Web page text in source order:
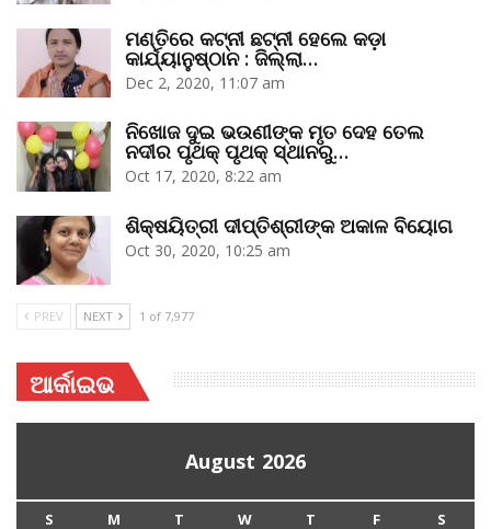
ମଣ୍ତିରେ କଟ୍‌ନୀ ଛଟ୍‌ନୀ ହେଲେ କଡ଼ା
କାର୍ଯ୍ୟାନୁଷ୍ଠାନ : ଜିଲ୍ଲା…
Dec 2, 2020, 11:07 am
ନିଖୋଜ ଦୁଇ ଭଉଣୀଙ୍କ ମୃତ ଦେହ ତେଲ
ନଦୀର ପୃଥକ୍‌ ପୃଥକ୍‌ ସ୍ଥାନରୁ…
Oct 17, 2020, 8:22 am
ଶିକ୍ଷୟିତ୍ରୀ ଦୀପ୍ତିଶ୍ରୀଙ୍କ ଅକାଳ ବିୟୋଗ
Oct 30, 2020, 10:25 am
PREV NEXT 1 of 7,977
ଆର୍କାଇଭ
August 2026
S M T W T F S